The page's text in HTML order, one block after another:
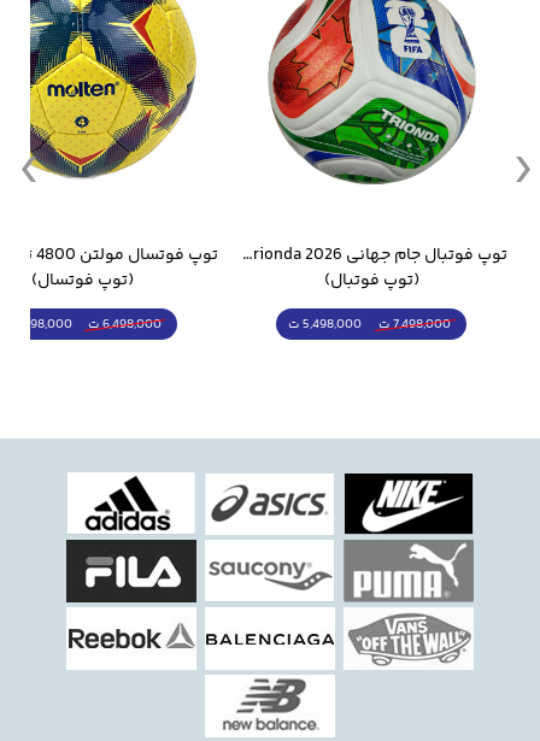
توپ فوتبال جام جهانی 2026 Trionda مشابه اورجینال
(توپ فوتبال)
7,498,000 ت 5,498,000 ت
(توپ فوتسال)
6,498,000 ت 5,298,000 ت